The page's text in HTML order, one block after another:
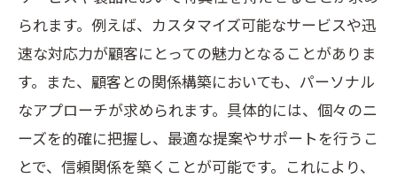
られます。例えば、カスタマイズ可能なサービスや迅
速な対応力が顧客にとっての魅力となることがありま
す。また、顧客との関係構築においても、パーソナル
なアプローチが求められます。具体的には、個々のニ
ーズを的確に把握し、最適な提案やサポートを行うこ
とで、信頼関係を築くことが可能です。これにより、